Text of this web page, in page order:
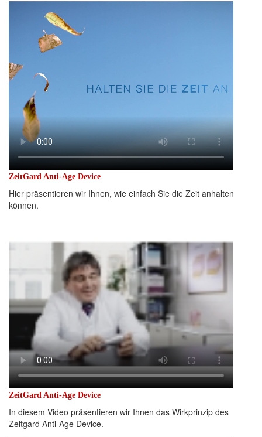
ZeitGard Anti-Age Device
Hier präsentieren wir Ihnen, wie einfach Sie die Zeit anhalten
können.
ZeitGard Anti-Age Device
In diesem Video präsentieren wir Ihnen das Wirkprinzip des
Zeitgard Anti-Age Device.